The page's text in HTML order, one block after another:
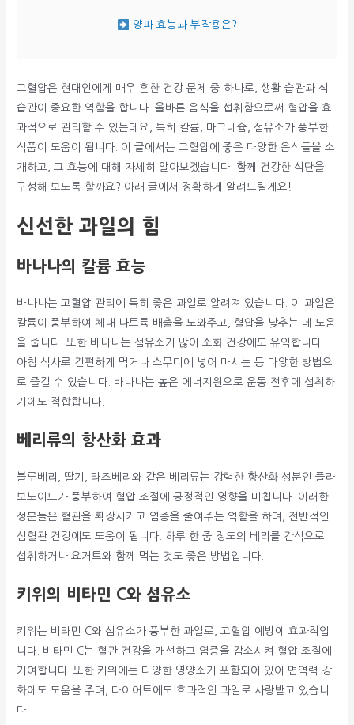
양파 효능과 부작용은?
고혈압은 현대인에게 매우 흔한 건강 문제 중 하나로, 생활 습관과 식
습관이 중요한 역할을 합니다. 올바른 음식을 섭취함으로써 혈압을 효
과적으로 관리할 수 있는데요, 특히 칼륨, 마그네슘, 섬유소가 풍부한
식품이 도움이 됩니다. 이 글에서는 고혈압에 좋은 다양한 음식들을 소
개하고, 그 효능에 대해 자세히 알아보겠습니다. 함께 건강한 식단을
구성해 보도록 할까요? 아래 글에서 정확하게 알려드릴게요!
신선한 과일의 힘
바나나의 칼륨 효능
바나나는 고혈압 관리에 특히 좋은 과일로 알려져 있습니다. 이 과일은
칼륨이 풍부하여 체내 나트륨 배출을 도와주고, 혈압을 낮추는 데 도움
을 줍니다. 또한 바나나는 섬유소가 많아 소화 건강에도 유익합니다.
아침 식사로 간편하게 먹거나 스무디에 넣어 마시는 등 다양한 방법으
로 즐길 수 있습니다. 바나나는 높은 에너지원으로 운동 전후에 섭취하
기에도 적합합니다.
베리류의 항산화 효과
블루베리, 딸기, 라즈베리와 같은 베리류는 강력한 항산화 성분인 플라
보노이드가 풍부하여 혈압 조절에 긍정적인 영향을 미칩니다. 이러한
성분들은 혈관을 확장시키고 염증을 줄여주는 역할을 하며, 전반적인
심혈관 건강에도 도움이 됩니다. 하루 한 줌 정도의 베리를 간식으로
섭취하거나 요거트와 함께 먹는 것도 좋은 방법입니다.
키위의 비타민 C와 섬유소
키위는 비타민 C와 섬유소가 풍부한 과일로, 고혈압 예방에 효과적입
니다. 비타민 C는 혈관 건강을 개선하고 염증을 감소시켜 혈압 조절에
기여합니다. 또한 키위에는 다양한 영양소가 포함되어 있어 면역력 강
화에도 도움을 주며, 다이어트에도 효과적인 과일로 사랑받고 있습니
다.